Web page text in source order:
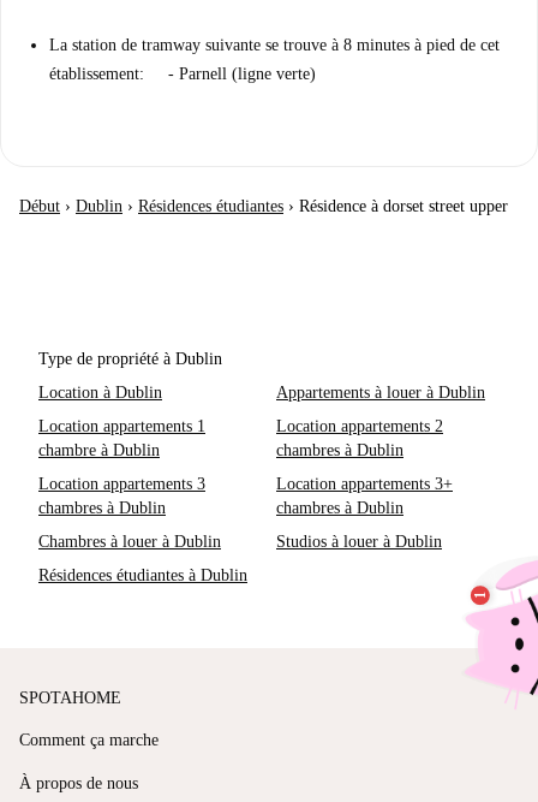
La station de tramway suivante se trouve à 8 minutes à pied de cet
établissement: - Parnell (ligne verte)
Début › Dublin › Résidences étudiantes › Résidence à dorset street upper
Type de propriété à Dublin
Location à Dublin
Appartements à louer à Dublin
Location appartements 1
chambre à Dublin
Location appartements 2
chambres à Dublin
Location appartements 3
chambres à Dublin
Location appartements 3+
chambres à Dublin
Chambres à louer à Dublin
Studios à louer à Dublin
Résidences étudiantes à Dublin
SPOTAHOME
Comment ça marche
À propos de nous